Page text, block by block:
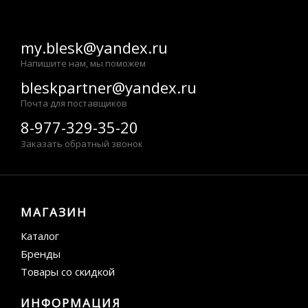
my.blesk@yandex.ru
Напишите нам, мы поможем
bleskpartner@yandex.ru
Почта для поставщиков
8-977-329-35-20
Заказать обратный звонок
МАГАЗИН
Каталог
Бренды
Товары со скидкой
ИНФОРМАЦИЯ